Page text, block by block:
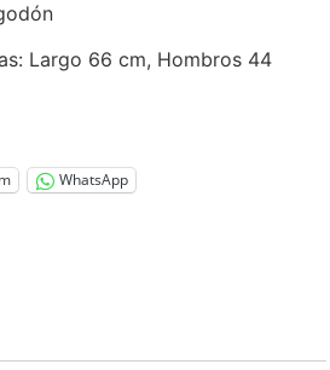
Largo 66 cm, Hombros 44
WhatsApp